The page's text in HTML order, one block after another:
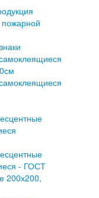
- ГОСТ
200х200,